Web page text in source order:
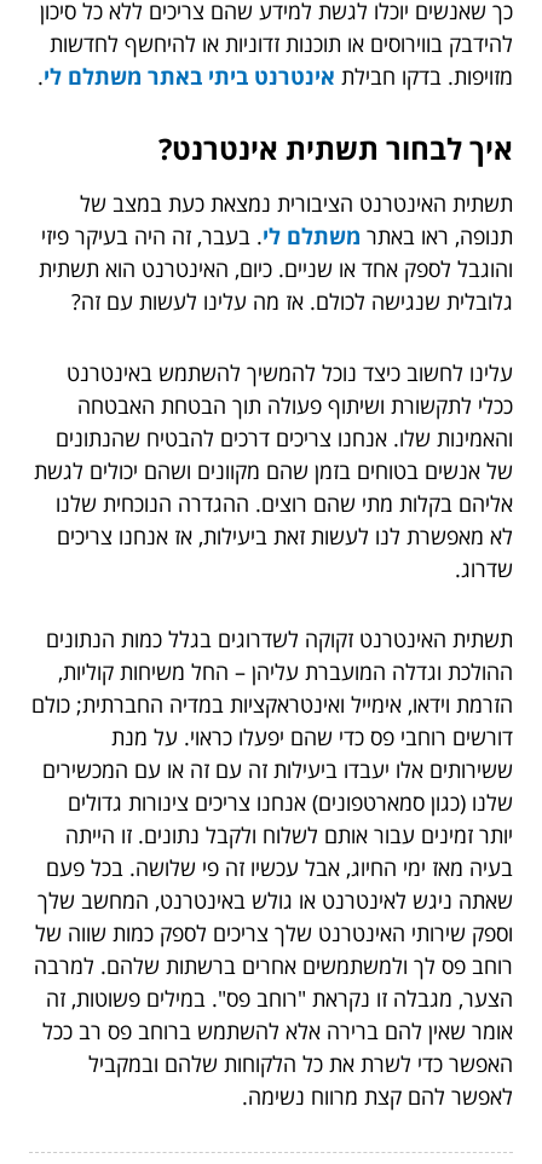
כך שאנשים יוכלו לגשת למידע שהם צריכים ללא כל סיכון
להידבק בווירוסים או תוכנות זדוניות או להיחשף לחדשות
מזויפות. בדקו חבילת אינטרנט ביתי באתר משתלם לי.
איך לבחור תשתית אינטרנט?
תשתית האינטרנט הציבורית נמצאת כעת במצב של
תנופה, ראו באתר משתלם לי. בעבר, זה היה בעיקר פיזי
והוגבל לספק אחד או שניים. כיום, האינטרנט הוא תשתית
גלובלית שנגישה לכולם. אז מה עלינו לעשות עם זה?
עלינו לחשוב כיצד נוכל להמשיך להשתמש באינטרנט
ככלי לתקשורת ושיתוף פעולה תוך הבטחת האבטחה
והאמינות שלו. אנחנו צריכים דרכים להבטיח שהנתונים
של אנשים בטוחים בזמן שהם מקוונים ושהם יכולים לגשת
אליהם בקלות מתי שהם רוצים. ההגדרה הנוכחית שלנו
לא מאפשרת לנו לעשות זאת ביעילות, אז אנחנו צריכים
שדרוג.
תשתית האינטרנט זקוקה לשדרוגים בגלל כמות הנתונים
ההולכת וגדלה המועברת עליהן – החל משיחות קוליות,
הזרמת וידאו, אימייל ואינטראקציות במדיה החברתית; כולם
דורשים רוחבי פס כדי שהם יפעלו כראוי. על מנת
ששירותים אלו יעבדו ביעילות זה עם זה או עם המכשירים
שלנו (כגון סמארטפונים) אנחנו צריכים צינורות גדולים
יותר זמינים עבור אותם לשלוח ולקבל נתונים. זו הייתה
בעיה מאז ימי החיוג, אבל עכשיו זה פי שלושה. בכל פעם
שאתה ניגש לאינטרנט או גולש באינטרנט, המחשב שלך
וספק שירותי האינטרנט שלך צריכים לספק כמות שווה של
רוחב פס לך ולמשתמשים אחרים ברשתות שלהם. למרבה
הצער, מגבלה זו נקראת "רוחב פס". במילים פשוטות, זה
אומר שאין להם ברירה אלא להשתמש ברוחב פס רב ככל
האפשר כדי לשרת את כל הלקוחות שלהם ובמקביל
לאפשר להם קצת מרווח נשימה.